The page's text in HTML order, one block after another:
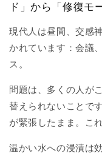
ド」から「修復モ
現代人は昼間、交感
かれています：会議
ス。
問題は、多くの人が
替えられないことで
が緊張したまま。こ
温かい水への浸漬は